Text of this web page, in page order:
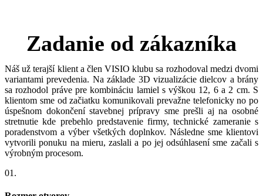
Zadanie od zákazníka
Náš už terajší klient a člen VISIO klubu sa rozhodoval medzi dvomi
variantami prevedenia. Na základe 3D vizualizácie dielcov a brány
sa rozhodol práve pre kombináciu lamiel s výškou 12, 6 a 2 cm. S
klientom sme od začiatku komunikovali prevažne telefonicky no po
úspešnom dokončení stavebnej prípravy sme prešli aj na osobné
stretnutie kde prebehlo predstavenie firmy, technické zameranie s
poradenstvom a výber všetkých doplnkov. Následne sme klientovi
vytvorili ponuku na mieru, zaslali a po jej odsúhlasení sme začali s
výrobným procesom.
01.